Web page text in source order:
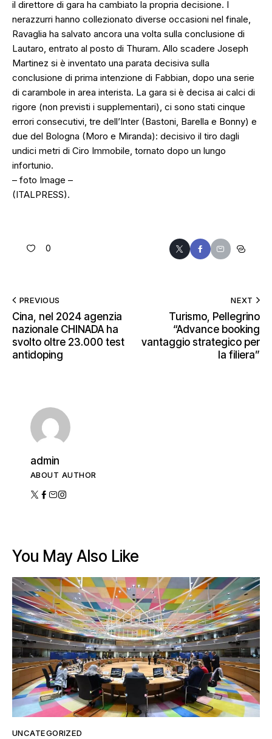
il direttore di gara ha cambiato la propria decisione. I
nerazzurri hanno collezionato diverse occasioni nel finale,
Ravaglia ha salvato ancora una volta sulla conclusione di
Lautaro, entrato al posto di Thuram. Allo scadere Joseph
Martinez si è inventato una parata decisiva sulla
conclusione di prima intenzione di Fabbian, dopo una serie
di carambole in area interista. La gara si è decisa ai calci di
rigore (non previsti i supplementari), ci sono stati cinque
errori consecutivi, tre dell’Inter (Bastoni, Barella e Bonny) e
due del Bologna (Moro e Miranda): decisivo il tiro dagli
undici metri di Ciro Immobile, tornato dopo un lungo
infortunio.
– foto Image –
(ITALPRESS).
0
PREVIOUS
Cina, nel 2024 agenzia
nazionale CHINADA ha
svolto oltre 23.000 test
antidoping
NEXT
Turismo, Pellegrino
“Advance booking
vantaggio strategico per
la filiera”
admin
ABOUT AUTHOR
You May Also Like
UNCATEGORIZED